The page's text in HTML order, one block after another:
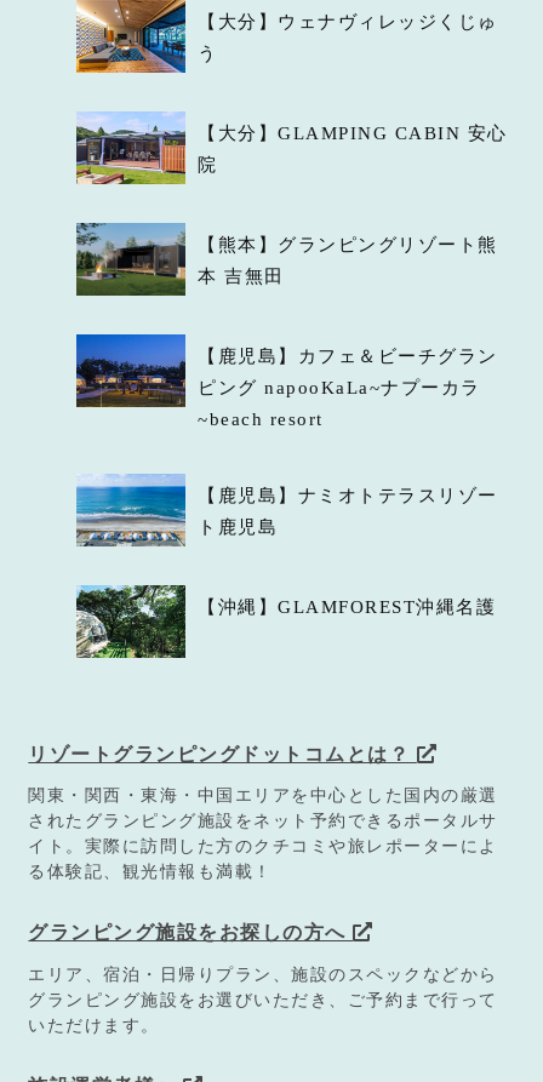
【大分】ウェナヴィレッジくじゅ
う
【大分】GLAMPING CABIN 安心
院
【熊本】グランピングリゾート熊
本 吉無田
【鹿児島】カフェ＆ビーチグラン
ピング napooKaLa~ナプーカラ
~beach resort
【鹿児島】ナミオトテラスリゾー
ト鹿児島
【沖縄】GLAMFOREST沖縄名護
リゾートグランピングドットコムとは？
関東・関西・東海・中国エリアを中心とした国内の厳選
されたグランピング施設をネット予約できるポータルサ
イト。実際に訪問した方のクチコミや旅レポーターによ
る体験記、観光情報も満載！
グランピング施設をお探しの方へ
エリア、宿泊・日帰りプラン、施設のスペックなどから
グランピング施設をお選びいただき、ご予約まで行って
いただけます。